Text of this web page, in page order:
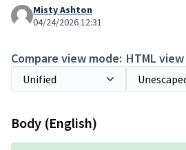
Misty Ashton
04/24/2026 12:31
Compare view mode: HTML
Body (English)